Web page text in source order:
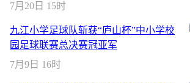
7月20日 15时
九江小学足球队斩获“庐山杯”中小学校
园足球联赛总决赛冠亚军
7月9日 16时